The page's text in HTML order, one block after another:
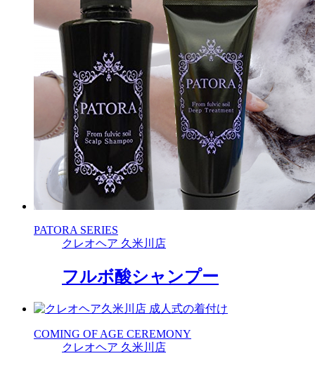
PATORA SERIES
クレオヘア 久米川店
フルボ酸シャンプー
COMING OF AGE CEREMONY
クレオヘア 久米川店